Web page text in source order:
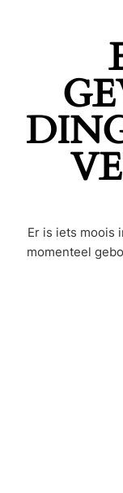
Er is iets moois
momenteel